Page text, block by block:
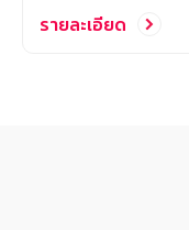
รายละเอียด